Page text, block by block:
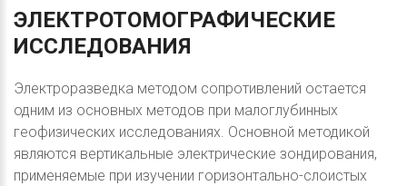
ЭЛЕКТРОТОМОГРАФИЧЕСКИЕ
ИССЛЕДОВАНИЯ
Электроразведка методом сопротивлений остается
одним из основных методов при малоглубинных
геофизических исследованиях. Основной методикой
являются вертикальные электрические зондирования,
применяемые при изучении горизонтально-слоистых